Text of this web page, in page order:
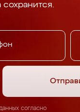
сохранится.
согласно